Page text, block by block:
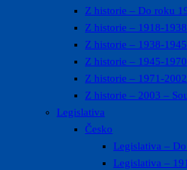
Z historie – Do roku
Z historie – 1918-1938
Z historie – 1938-1945
Z historie – 1945-1970
Z historie – 1971-2002
Z historie – 2003 –
Legislativa
Česko
Legislativa –
Legislativa –